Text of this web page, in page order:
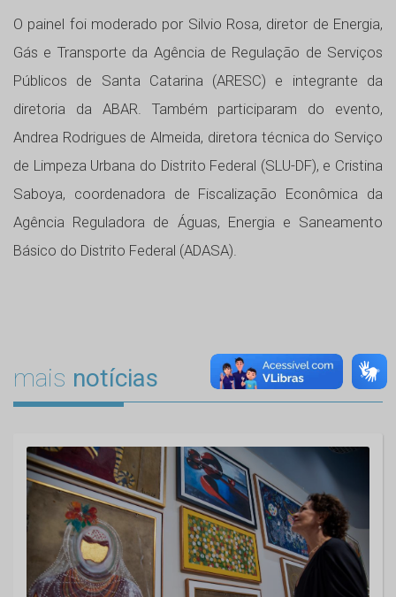
O painel foi moderado por Silvio Rosa, diretor de Energia,
Gás e Transporte da Agência de Regulação de Serviços
Públicos de Santa Catarina (ARESC) e integrante da
diretoria da ABAR. Também participaram do evento,
Andrea Rodrigues de Almeida, diretora técnica do Serviço
de Limpeza Urbana do Distrito Federal (SLU-DF), e Cristina
Saboya, coordenadora de Fiscalização Econômica da
Agência Reguladora de Águas, Energia e Saneamento
Básico do Distrito Federal (ADASA).
mais notícias